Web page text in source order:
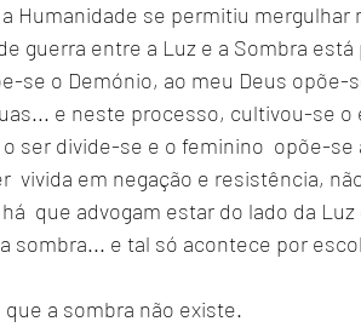
Humanidade se permitiu mergulhar
guerra entre a Luz e a Sombra
se o Demónio, ao meu Deus
e neste processo, cultivou-se
ser divide-se e o feminino  opõe-se
vivida em negação e resistência,
que advogam estar do lado da
sombra... e tal só acontece por
que a sombra não existe.